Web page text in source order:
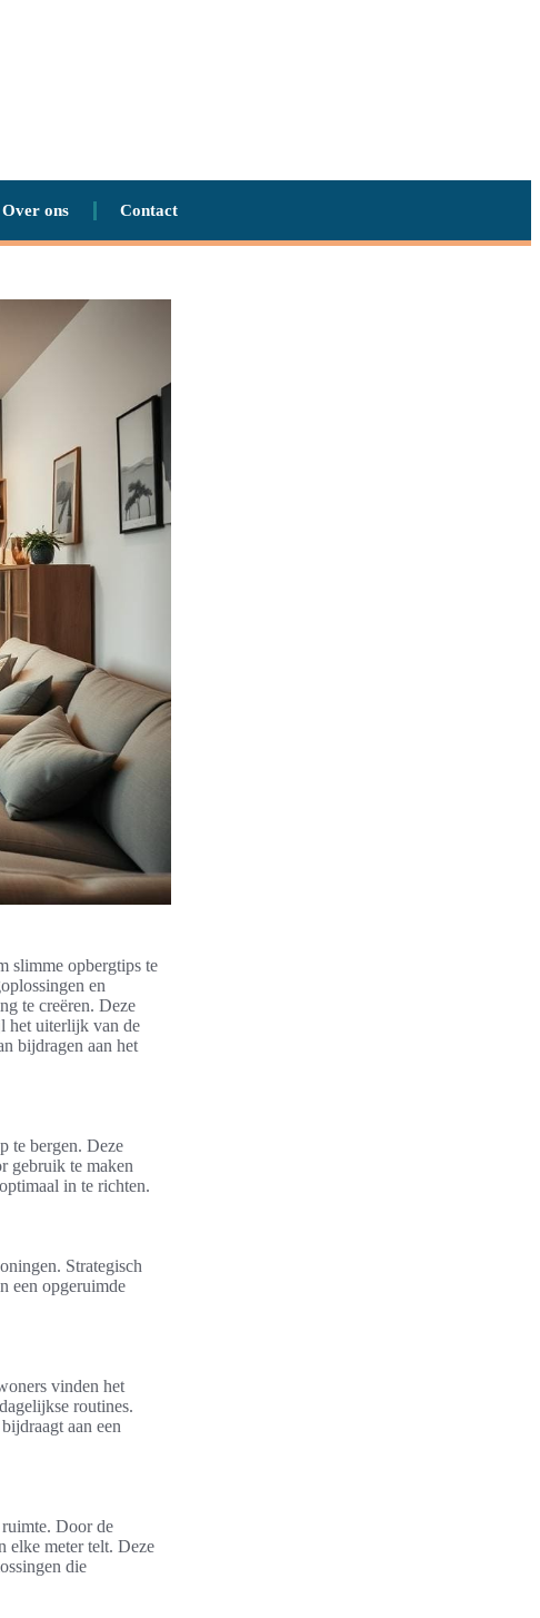
Over ons Contact
slimme opbergtips te
en
te creëren. Deze
het uiterlijk van de
bijdragen aan het
te bergen. Deze
gebruik te maken
in te richten.
Strategisch
een opgeruimde
vinden het
routines.
aan een
Door de
elke meter telt. Deze
die